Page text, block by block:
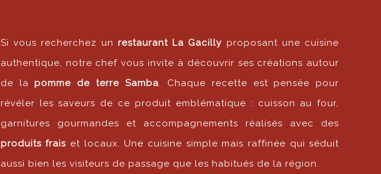
Si vous recherchez un restaurant La Gacilly proposant une cuisine
authentique, notre chef vous invite à découvrir ses créations autour
de la pomme de terre Samba. Chaque recette est pensée pour
révéler les saveurs de ce produit emblématique : cuisson au four,
garnitures gourmandes et accompagnements réalisés avec des
produits frais et locaux. Une cuisine simple mais raffinée qui séduit
aussi bien les visiteurs de passage que les habitués de la région.